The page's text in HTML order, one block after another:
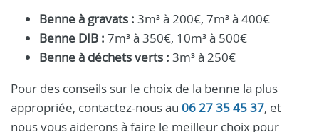
Benne à gravats : 3m³ à 200€, 7m³ à 400€
Benne DIB : 7m³ à 350€, 10m³ à 500€
Benne à déchets verts : 3m³ à 250€
Pour des conseils sur le choix de la benne la plus
appropriée, contactez-nous au 06 27 35 45 37, et
nous vous aiderons à faire le meilleur choix pour